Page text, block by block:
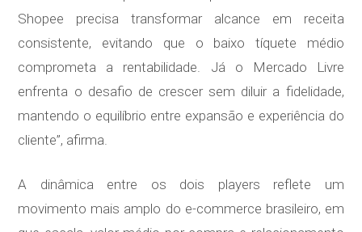
Shopee precisa transformar alcance em receita
consistente, evitando que o baixo tíquete médio
comprometa a rentabilidade. Já o Mercado Livre
enfrenta o desafio de crescer sem diluir a fidelidade,
mantendo o equilíbrio entre expansão e experiência do
cliente”, afirma.
A dinâmica entre os dois players reflete um
movimento mais amplo do e-commerce brasileiro, em